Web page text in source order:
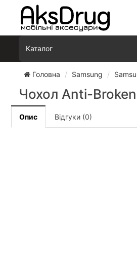
Каталог
Головна Samsung
Чохол Anti-
Опис Відгуки (0)